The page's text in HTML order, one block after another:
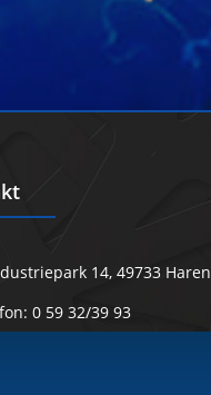
14, 49733 Haren
0 59 32/39 93